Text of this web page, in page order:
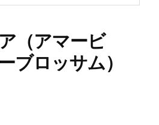
（アマービ
ブロッサム）